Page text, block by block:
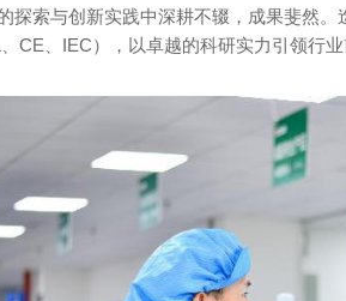
探索与创新实践中深耕不辍，成果斐然
CE、IEC），以卓越的科研实力引领行业